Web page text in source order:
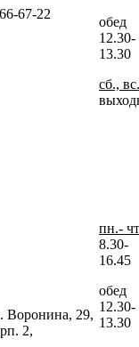
67-22
обед
12.30-
13.30
сб., вс.
Воронина, 29,
2,
пн.-
8.30-
16.45
обед
12.30-
13.30